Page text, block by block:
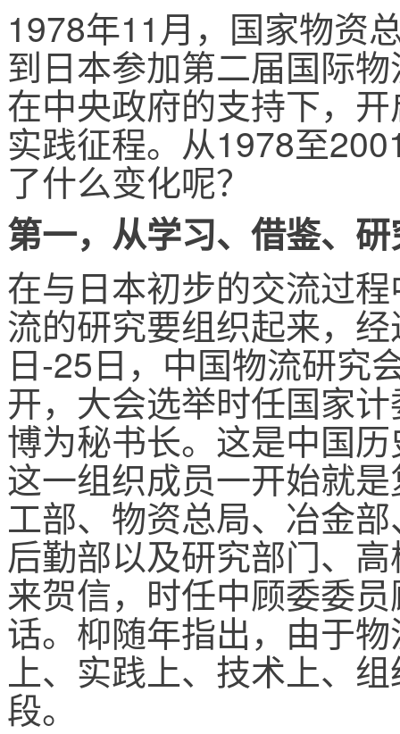
1978年11月，国家物资
到日本参加第二届国际
在中央政府的支持下，
实践征程。从1978至
了什么变化呢？
第一，从学习、借鉴、
在与日本初步的交流过
流的研究要组织起来，
日-25日，中国物流研究
开，大会选举时任国家
博为秘书长。这是中国
这一组织成员一开始就
工部、物资总局、冶金
后勤部以及研究部门、
来贺信，时任中顾委委
话。枊随年指出，由于
上、实践上、技术上、
段。